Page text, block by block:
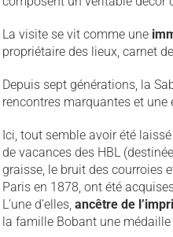
La visite se vit comme une
propriétaire des lieux, carnet
Depuis sept générations, la
rencontres marquantes et
Ici, tout semble avoir été
de vacances des HBL
graisse, le bruit des courroies
Paris en 1878, ont été
L’une d’elles, ancêtre de
la famille Bobant une médaille